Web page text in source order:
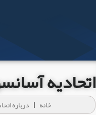
اتحادیه
خانه درباره